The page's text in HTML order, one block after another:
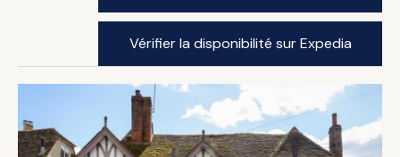
Vérifier la disponibilité sur Expedia